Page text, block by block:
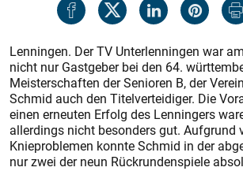
Lenningen. Der TV Unterlenningen war
nicht nur Gastgeber bei den 64.
Meisterschaften der Senioren B, der
Schmid auch den Titelverteidiger. Die
einen erneuten Erfolg des Lenningers
allerdings nicht besonders gut. Aufgrund
Knieproblemen konnte Schmid in der
nur zwei der neun Rückrundenspiele